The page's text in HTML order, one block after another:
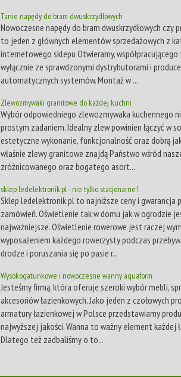
Tanie napędy do bram dwuskrzydłowych
Nowoczesne napędy do bram dwuskrzydłowych czy
to jeden z głównych elementów sprzedażowych z
internetowego sklepu Otwieramy,
wyłącznie ze sprawdzonymi dystrybutorami i
automatycznych systemów. Montaż w ...
Zlewozmywaki granitowe do każdej kuchni
Wybór odpowiedniego zlewozmywaka kuchennego
prostym zadaniem. Idealny zlew powinien łączyć w
estetyczne wykonanie, funkcjonalność oraz dobrą
właśnie zlewy granitowe znajdą Państwo wśród
zróżnicowanego oraz bogatego asort...
sklep ledelektronik.pl - nie tylko stacjonarne!
Sklep ledelektronik.pl to najniższe ceny i gwarancja
zamówień. Oświetlenie tak w domu jak w ogrodzie
najważniejsze. Oświetlenie rowerowe jest raczej
wyposażeniem każdego rowerzysty podczas
drodze i poruszania się po pasie r...
Wysokogatunkowe i nowoczesne wanny aquaform
Jesteśmy firmą, która oferuje szeroki wybór mebli,
akcesoriów łazienkowych. Jako jeden z czołowych
armatury łazienkowej w Polsce przedstawiamy
najwyższej jakości. Wanna to ważny element każdej
Dlatego też zadbaliśmy o to...